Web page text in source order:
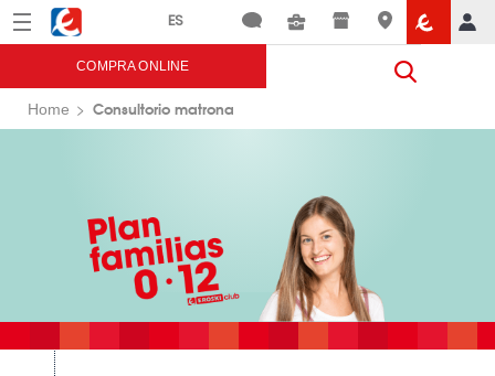
Menú Eroski
COMPRA ONLINE
Home Consultorio matrona